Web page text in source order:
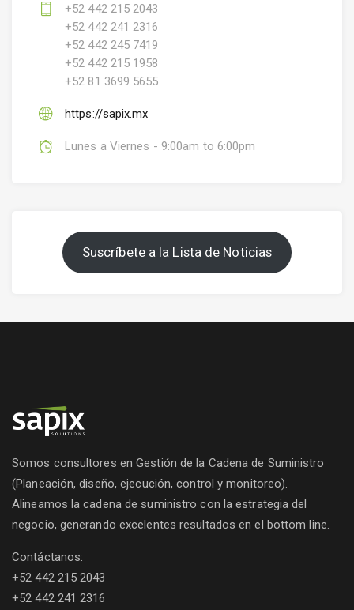
+52 442 215 2043
+52 442 241 2316
+52 442 245 7419
+52 442 215 1958
+52 81 3699 5655
https://sapix.mx
Lunes a Viernes - 9:00am to 6:00pm
Suscríbete a la Lista de Noticias
Somos consultores en Gestión de la Cadena de Suministro
(Planeación, diseño, ejecución, control y monitoreo).
Alineamos la cadena de suministro con la estrategia del
negocio, generando excelentes resultados en el bottom line.
Contáctanos:
+52 442 215 2043
+52 442 241 2316